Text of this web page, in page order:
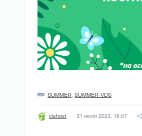
SUMMER SUMMER-VDS
cishost 31 июля 2023, 16:57